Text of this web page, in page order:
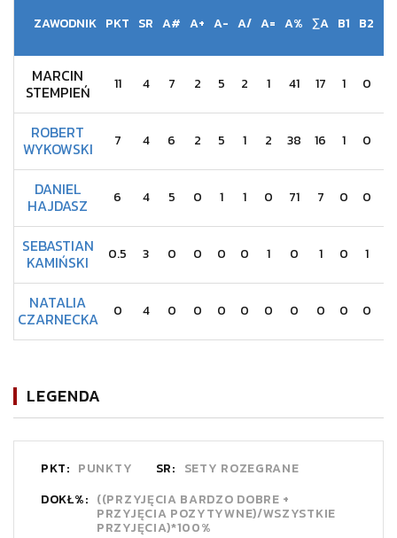
ZAWODNIK PKT SR A# A+ A- A/ A= A% ∑A B1 B2
MARCIN
STEMPIEŃ 11 4 7 2 5 2 1 41 17 1 0
ROBERT
WYKOWSKI 7 4 6 2 5 1 2 38 16 1 0
DANIEL
HAJDASZ 6 4 5 0 1 1 0 71 7 0 0
SEBASTIAN
KAMIŃSKI 0.5 3 0 0 0 0 1 0 1 0 1
NATALIA
CZARNECKA 0 4 0 0 0 0 0 0 0 0 0
LEGENDA
PKT: PUNKTY SR: SETY ROZEGRANE
DOKŁ%: ((PRZYJĘCIA BARDZO DOBRE +
PRZYJĘCIA POZYTYWNE)/WSZYSTKIE
PRZYJĘCIA)*100%